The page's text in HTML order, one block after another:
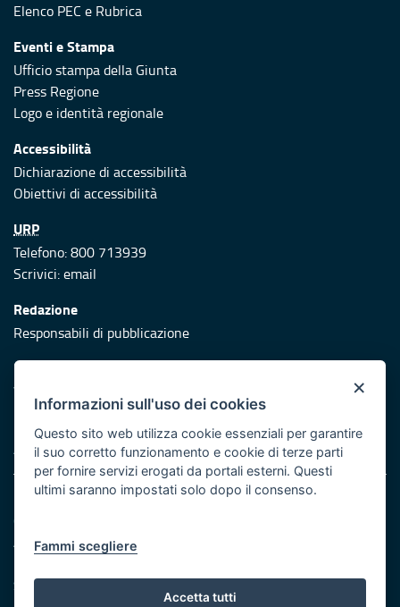
Elenco PEC e Rubrica
Eventi e Stampa
Ufficio stampa della Giunta
Press Regione
Logo e identità regionale
Accessibilità
Dichiarazione di accessibilità
Obiettivi di accessibilità
URP
Telefono: 800 713939
Scrivici:email
Redazione
Responsabili di pubblicazione
Protezione civile
Vai al sito di Protezione Civile Puglia
Iniziativa finanziata con risorse del POR Puglia 2014/2020 -
Asse XI
Note legali
Cookie e privacy
Atti di notifica
Servizi Intranet
×
Informazioni sull'uso dei cookies
Questo sito web utilizza cookie essenziali per garantire
il suo corretto funzionamento e cookie di terze parti
per fornire servizi erogati da portali esterni. Questi
ultimi saranno impostati solo dopo il consenso.
Fammi scegliere
Accetta tutti